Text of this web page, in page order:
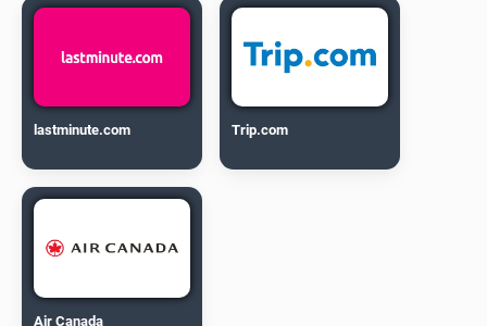
lastminute.com Trip.com
Air Canada